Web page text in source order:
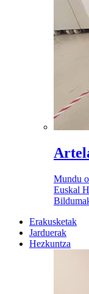
Mundu
Euskal
Erakusketak
Jarduerak
Hezkuntza